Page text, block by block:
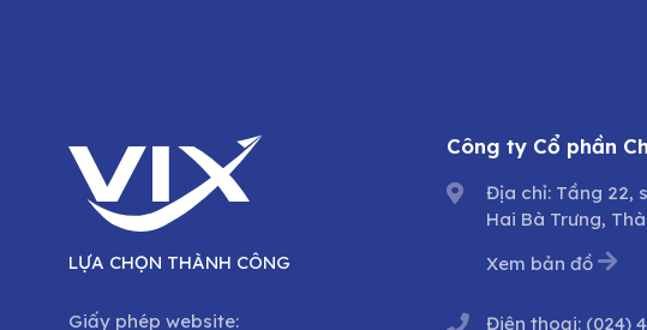
LỰA CHỌN THÀNH CÔNG
Giấy phép website:
Công ty Cổ phần
Địa chỉ: Tầng 22,
Hai Bà Trưng,
Xem bản đồ
Điện thoại: (024)